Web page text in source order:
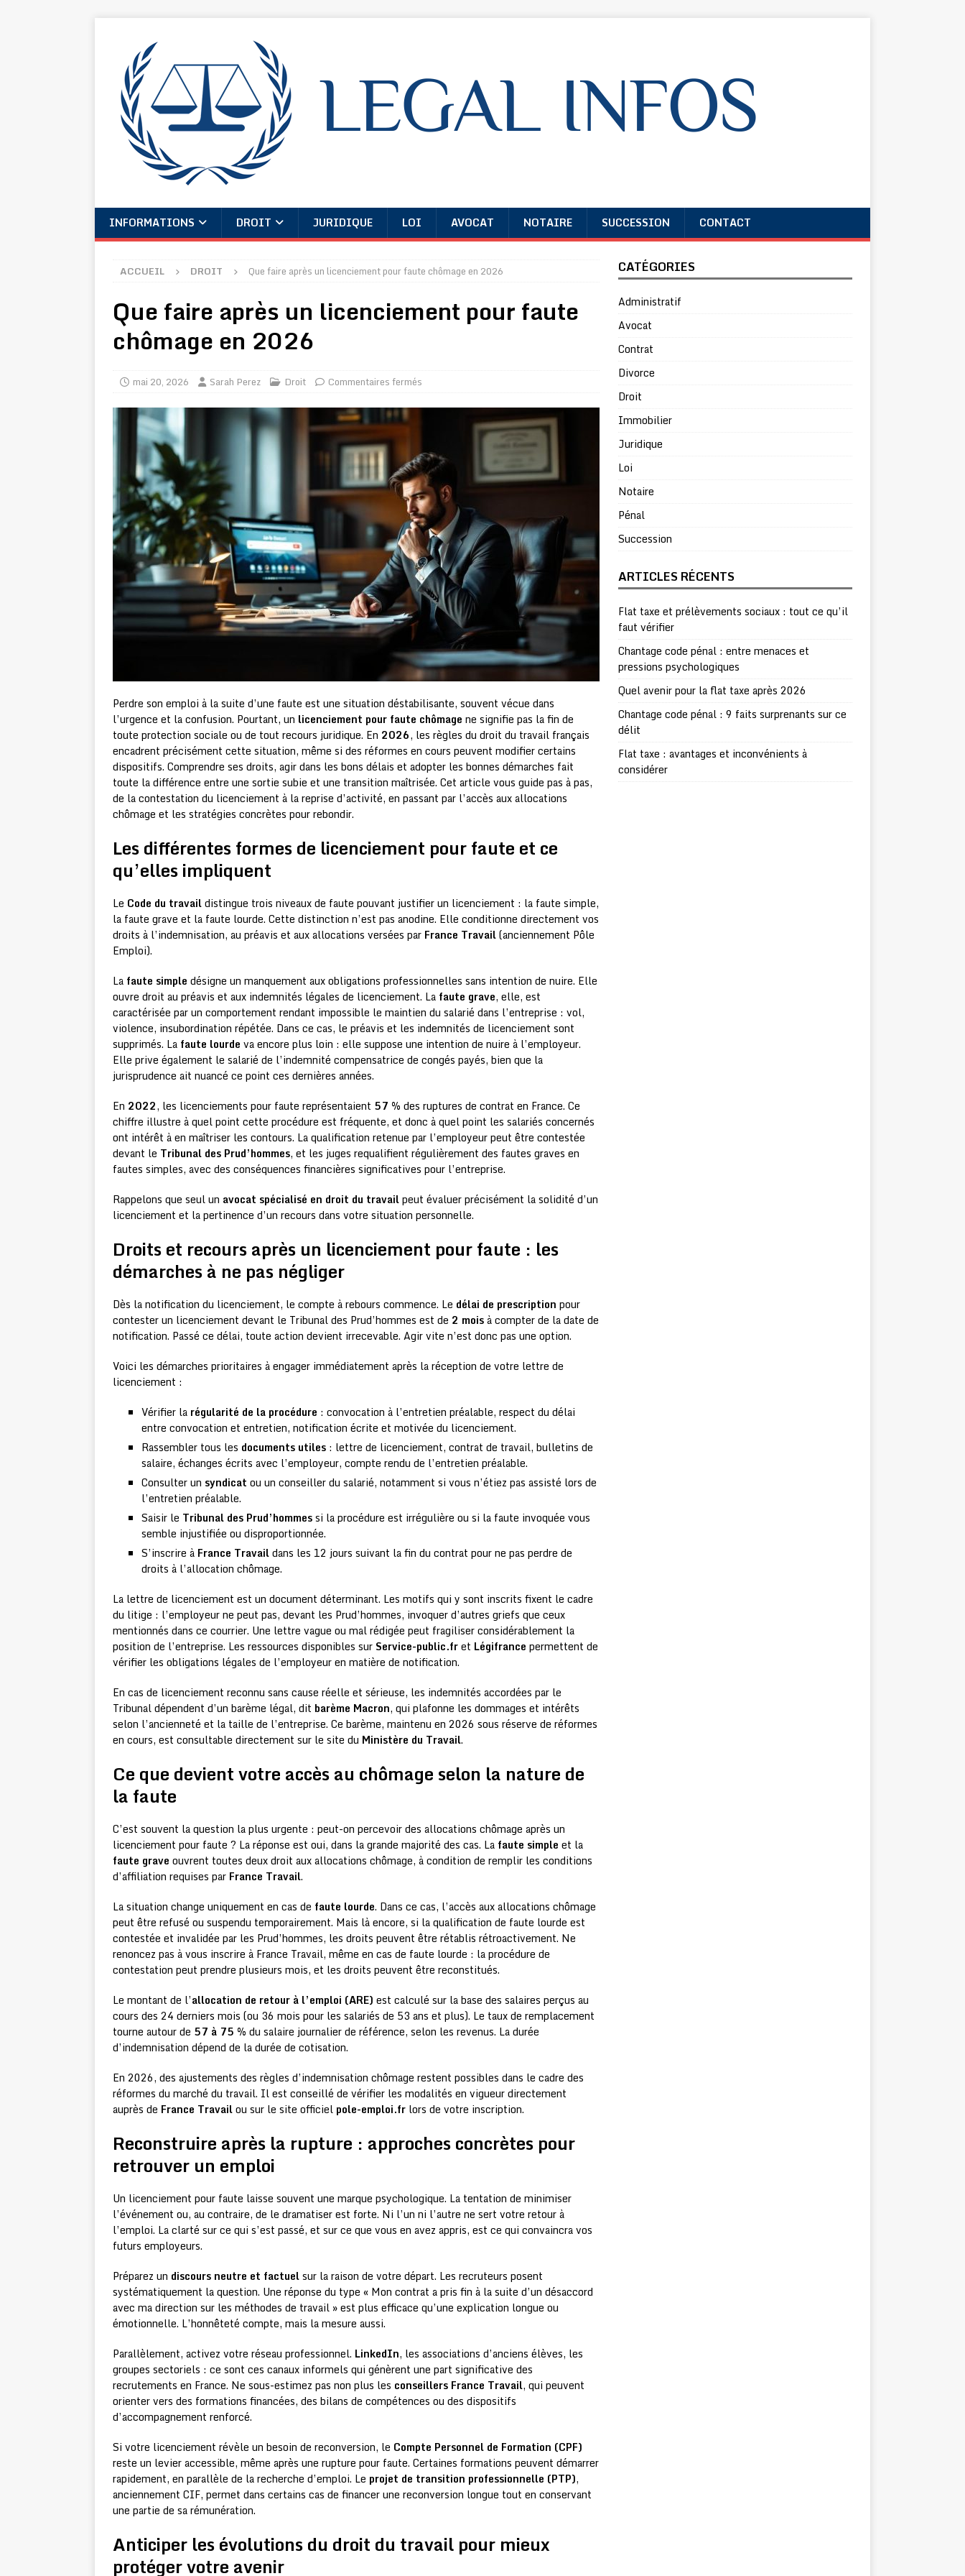
INFORMATIONS DROIT JURIDIQUE LOI AVOCAT NOTAIRE SUCCESSION CONTACT
ACCUEIL DROIT Que faire après un licenciement pour faute chômage en 2026
Que faire après un licenciement pour faute
chômage en 2026
mai 20, 2026 Sarah Perez Droit Commentaires fermés
Perdre son emploi à la suite d’une faute est une situation déstabilisante, souvent vécue dans
l’urgence et la confusion. Pourtant, un licenciement pour faute chômage ne signifie pas la fin de
toute protection sociale ou de tout recours juridique. En 2026, les règles du droit du travail français
encadrent précisément cette situation, même si des réformes en cours peuvent modifier certains
dispositifs. Comprendre ses droits, agir dans les bons délais et adopter les bonnes démarches fait
toute la différence entre une sortie subie et une transition maîtrisée. Cet article vous guide pas à pas,
de la contestation du licenciement à la reprise d’activité, en passant par l’accès aux allocations
chômage et les stratégies concrètes pour rebondir.
Les différentes formes de licenciement pour faute et ce
qu’elles impliquent
Le Code du travaildistingue trois niveaux de faute pouvant justifier un licenciement : la faute simple,
la faute grave et la faute lourde. Cette distinction n’est pas anodine. Elle conditionne directement vos
droits à l’indemnisation, au préavis et aux allocations versées par France Travail(anciennement Pôle
Emploi).
La faute simple désigne un manquement aux obligations professionnelles sans intention de nuire. Elle
ouvre droit au préavis et aux indemnités légales de licenciement. La faute grave, elle, est
caractérisée par un comportement rendant impossible le maintien du salarié dans l’entreprise : vol,
violence, insubordination répétée. Dans ce cas, le préavis et les indemnités de licenciement sont
supprimés. La faute lourde va encore plus loin : elle suppose une intention de nuire à l’employeur.
Elle prive également le salarié de l’indemnité compensatrice de congés payés, bien que la
jurisprudence ait nuancé ce point ces dernières années.
En 2022, les licenciements pour faute représentaient 57 % des ruptures de contrat en France. Ce
chiffre illustre à quel point cette procédure est fréquente, et donc à quel point les salariés concernés
ont intérêt à en maîtriser les contours. La qualification retenue par l’employeur peut être contestée
devant le Tribunal des Prud’hommes, et les juges requalifient régulièrement des fautes graves en
fautes simples, avec des conséquences financières significatives pour l’entreprise.
Rappelons que seul un avocat spécialisé en droit du travailpeut évaluer précisément la solidité d’un
licenciement et la pertinence d’un recours dans votre situation personnelle.
Droits et recours après un licenciement pour faute : les
démarches à ne pas négliger
Dès la notification du licenciement, le compte à rebours commence. Le délai de prescription pour
contester un licenciement devant le Tribunal des Prud’hommes est de 2 moisà compter de la date de
notification. Passé ce délai, toute action devient irrecevable. Agir vite n’est donc pas une option.
Voici les démarches prioritaires à engager immédiatement après la réception de votre lettre de
licenciement :
Vérifier la régularité de la procédure : convocation à l’entretien préalable, respect du délai
entre convocation et entretien, notification écrite et motivée du licenciement.
Rassembler tous les documents utiles : lettre de licenciement, contrat de travail, bulletins de
salaire, échanges écrits avec l’employeur, compte rendu de l’entretien préalable.
Consulter un syndicat ou un conseiller du salarié, notamment si vous n’étiez pas assisté lors de
l’entretien préalable.
Saisir le Tribunal des Prud’hommessi la procédure est irrégulière ou si la faute invoquée vous
semble injustifiée ou disproportionnée.
S’inscrire à France Travaildans les 12 jours suivant la fin du contrat pour ne pas perdre de
droits à l’allocation chômage.
La lettre de licenciement est un document déterminant. Les motifs qui y sont inscrits fixent le cadre
du litige : l’employeur ne peut pas, devant les Prud’hommes, invoquer d’autres griefs que ceux
mentionnés dans ce courrier. Une lettre vague ou mal rédigée peut fragiliser considérablement la
position de l’entreprise. Les ressources disponibles sur Service-public.fret Légifrance permettent de
vérifier les obligations légales de l’employeur en matière de notification.
En cas de licenciement reconnu sans cause réelle et sérieuse, les indemnités accordées par le
Tribunal dépendent d’un barème légal, dit barème Macron, qui plafonne les dommages et intérêts
selon l’ancienneté et la taille de l’entreprise. Ce barème, maintenu en 2026 sous réserve de réformes
en cours, est consultable directement sur le site du Ministère du Travail.
Ce que devient votre accès au chômage selon la nature de
la faute
C’est souvent la question la plus urgente : peut-on percevoir des allocations chômage après un
licenciement pour faute ? La réponse est oui, dans la grande majorité des cas. La faute simple et la
faute grave ouvrent toutes deux droit aux allocations chômage, à condition de remplir les conditions
d’affiliation requises par France Travail.
La situation change uniquement en cas de faute lourde. Dans ce cas, l’accès aux allocations chômage
peut être refusé ou suspendu temporairement. Mais là encore, si la qualification de faute lourde est
contestée et invalidée par les Prud’hommes, les droits peuvent être rétablis rétroactivement. Ne
renoncez pas à vous inscrire à France Travail, même en cas de faute lourde : la procédure de
contestation peut prendre plusieurs mois, et les droits peuvent être reconstitués.
Le montant de l’allocation de retour à l’emploi (ARE) est calculé sur la base des salaires perçus au
cours des 24 derniers mois (ou 36 mois pour les salariés de 53 ans et plus). Le taux de remplacement
tourne autour de 57 à 75 % du salaire journalier de référence, selon les revenus. La durée
d’indemnisation dépend de la durée de cotisation.
En 2026, des ajustements des règles d’indemnisation chômage restent possibles dans le cadre des
réformes du marché du travail. Il est conseillé de vérifier les modalités en vigueur directement
auprès de France Travailou sur le site officiel pole-emploi.fr lors de votre inscription.
Reconstruire après la rupture : approches concrètes pour
retrouver un emploi
Un licenciement pour faute laisse souvent une marque psychologique. La tentation de minimiser
l’événement ou, au contraire, de le dramatiser est forte. Ni l’un ni l’autre ne sert votre retour à
l’emploi. La clarté sur ce qui s’est passé, et sur ce que vous en avez appris, est ce qui convaincra vos
futurs employeurs.
Préparez un discours neutre et factuelsur la raison de votre départ. Les recruteurs posent
systématiquement la question. Une réponse du type « Mon contrat a pris fin à la suite d’un désaccord
avec ma direction sur les méthodes de travail » est plus efficace qu’une explication longue ou
émotionnelle. L’honnêteté compte, mais la mesure aussi.
Parallèlement, activez votre réseau professionnel. LinkedIn, les associations d’anciens élèves, les
groupes sectoriels : ce sont ces canaux informels qui génèrent une part significative des
recrutements en France. Ne sous-estimez pas non plus les conseillers France Travail, qui peuvent
orienter vers des formations financées, des bilans de compétences ou des dispositifs
d’accompagnement renforcé.
Si votre licenciement révèle un besoin de reconversion, le Compte Personnel de Formation (CPF)
reste un levier accessible, même après une rupture pour faute. Certaines formations peuvent démarrer
rapidement, en parallèle de la recherche d’emploi. Le projet de transition professionnelle (PTP),
anciennement CIF, permet dans certains cas de financer une reconversion longue tout en conservant
une partie de sa rémunération.
Anticiper les évolutions du droit du travail pour mieux
protéger votre avenir
CATÉGORIES
Administratif
Avocat
Contrat
Divorce
Droit
Immobilier
Juridique
Loi
Notaire
Pénal
Succession
ARTICLES RÉCENTS
Flat taxe et prélèvements sociaux : tout ce qu’il
faut vérifier
Chantage code pénal : entre menaces et
pressions psychologiques
Quel avenir pour la flat taxe après 2026
Chantage code pénal : 9 faits surprenants sur ce
délit
Flat taxe : avantages et inconvénients à
considérer